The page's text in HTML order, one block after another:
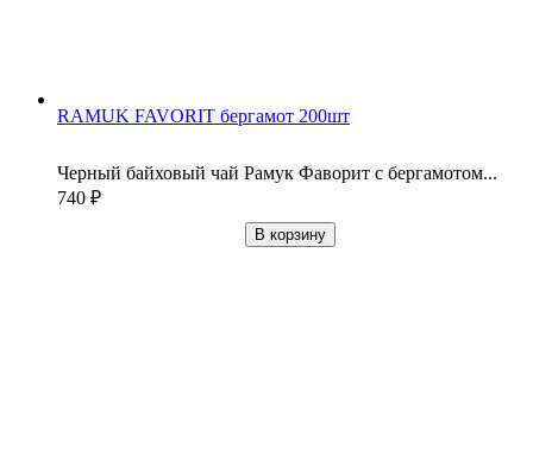
RAMUK FAVORIT бергамот 200шт
Черный байховый чай Рамук Фаворит с бергамотом...
740 ₽
В корзину